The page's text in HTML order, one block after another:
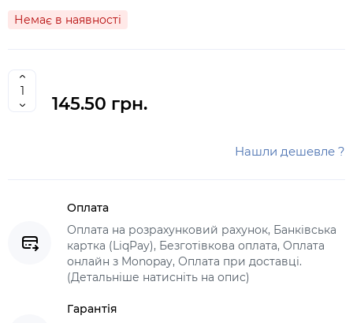
Немає в наявності
145.50 грн.
Нашли дешевле ?
Оплата
Оплата на розрахунковий рахунок, Банківська
картка (LiqPay), Безготівкова оплата, Оплата
онлайн з Monopay, Оплата при доставці.
(Детальніше натисніть на опис)
Гарантія